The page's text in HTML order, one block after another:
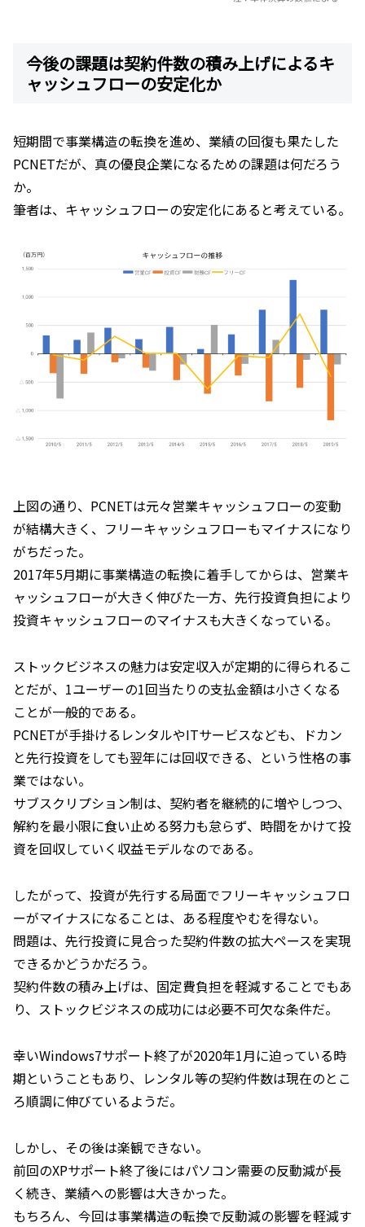
今後の課題は契約件数の積み上げによるキ
ャッシュフローの安定化か
短期間で事業構造の転換を進め、業績の回復も果たした
PCNETだが、真の優良企業になるための課題は何だろう
か。
筆者は、キャッシュフローの安定化にあると考えている。
上図の通り、PCNETは元々営業キャッシュフローの変動
が結構大きく、フリーキャッシュフローもマイナスになり
がちだった。
2017年5月期に事業構造の転換に着手してからは、営業キ
ャッシュフローが大きく伸びた一方、先行投資負担により
投資キャッシュフローのマイナスも大きくなっている。
ストックビジネスの魅力は安定収入が定期的に得られるこ
とだが、1ユーザーの1回当たりの支払金額は小さくなる
ことが一般的である。
PCNETが手掛けるレンタルやITサービスなども、ドカン
と先行投資をしても翌年には回収できる、という性格の事
業ではない。
サブスクリプション制は、契約者を継続的に増やしつつ、
解約を最小限に食い止める努力も怠らず、時間をかけて投
資を回収していく収益モデルなのである。
したがって、投資が先行する局面でフリーキャッシュフロ
ーがマイナスになることは、ある程度やむを得ない。
問題は、先行投資に見合った契約件数の拡大ペースを実現
できるかどうかだろう。
契約件数の積み上げは、固定費負担を軽減することでもあ
り、ストックビジネスの成功には必要不可欠な条件だ。
幸いWindows7サポート終了が2020年1月に迫っている時
期ということもあり、レンタル等の契約件数は現在のとこ
ろ順調に伸びているようだ。
しかし、その後は楽観できない。
前回のXPサポート終了後にはパソコン需要の反動減が長
く続き、業績への影響は大きかった。
もちろん、今回は事業構造の転換で反動減の影響を軽減す